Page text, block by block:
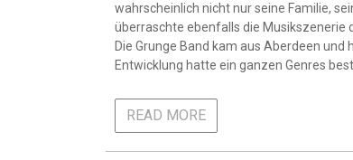
wahrscheinlich nicht nur seine Familie,
überraschte ebenfalls die Musikszenerie
Die Grunge Band kam aus Aberdeen
Entwicklung hatte ein ganzen Genres
READ MORE